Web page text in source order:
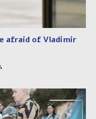
afraid of Vladimir